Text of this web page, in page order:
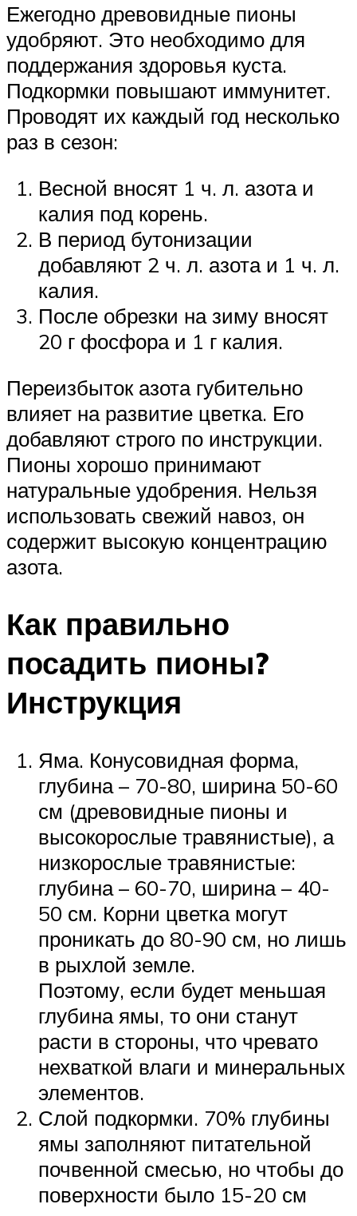
Ежегодно древовидные пионы
удобряют. Это необходимо для
поддержания здоровья куста.
Подкормки повышают иммунитет.
Проводят их каждый год несколько
раз в сезон:
Весной вносят 1 ч. л. азота и
калия под корень.
В период бутонизации
добавляют 2 ч. л. азота и 1 ч. л.
калия.
После обрезки на зиму вносят
20 г фосфора и 1 г калия.
Переизбыток азота губительно
влияет на развитие цветка. Его
добавляют строго по инструкции.
Пионы хорошо принимают
натуральные удобрения. Нельзя
использовать свежий навоз, он
содержит высокую концентрацию
азота.
Как правильно
посадить пионы?
Инструкция
Яма. Конусовидная форма,
глубина – 70-80, ширина 50-60
см (древовидные пионы и
высокорослые травянистые), а
низкорослые травянистые:
глубина – 60-70, ширина – 40-
50 см. Корни цветка могут
проникать до 80-90 см, но лишь
в рыхлой земле.
Поэтому, если будет меньшая
глубина ямы, то они станут
расти в стороны, что чревато
нехваткой влаги и минеральных
элементов.
Слой подкормки. 70% глубины
ямы заполняют питательной
почвенной смесью, но чтобы до
поверхности было 15-20 см